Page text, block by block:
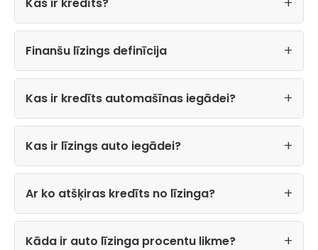
Finanšu līzings definīcija
Kas ir kredīts automašīnas iegādei?
Kas ir līzings auto iegādei?
Ar ko atšķiras kredīts no līzinga?
Kāda ir auto līzinga procentu likme?